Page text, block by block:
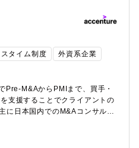
スケア関連産業、他業種（消費
医療・介護・予防などの中央官
して（１）～（６）が職務内容
ィング： 競争環境の分析、ク
経営・事業部門長に対して戦
います。(2)実行支援コンサルテ
の実行支援、PoCの企画・実
。(3)DX関連コンサルティン
ティクスを活用し、新しいビ
ションの高度化・効率化を御支
あるべき姿を描出し、論文の執
を通したオピニオンの発信を行い
タイム制度
外資系企業
Pre-M&AからPMIまで、買手・
支援することでクライアントの
に日本国内でのM&Aコンサルテ
大に向けたGlobal M&Aの支援を
のアクセンチュアM&Aプラクテ